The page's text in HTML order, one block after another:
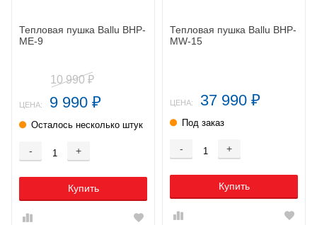
Тепловая пушка Ballu BHP-
ME-9
10 990 ₽
ЦЕНА: 9 990 ₽
Осталось несколько штук
- +
Купить
Тепловая пушка Ballu BHP-
MW-15
ЦЕНА: 37 990 ₽
Под заказ
- +
Купить